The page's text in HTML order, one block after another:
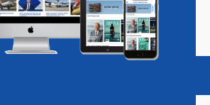
Podcasts Vacatures